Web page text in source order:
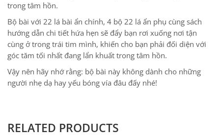
trong tâm hồn.
Bộ bài với 22 lá bài ẩn chính, 4 bộ 22 lá ẩn phụ cùng sách
hướng dẫn chi tiết hứa hẹn sẽ đẩy bạn rơi xuống nơi tận
cùng ở trong trái tim mình, khiến cho bạn phải đối diện với
góc tăm tối nhất đang lẩn khuất trong tâm hồn.
Vậy nên hãy nhớ rằng: bộ bài này không dành cho những
người nhẹ dạ hay yếu bóng vía đâu đấy nhé!
RELATED PRODUCTS